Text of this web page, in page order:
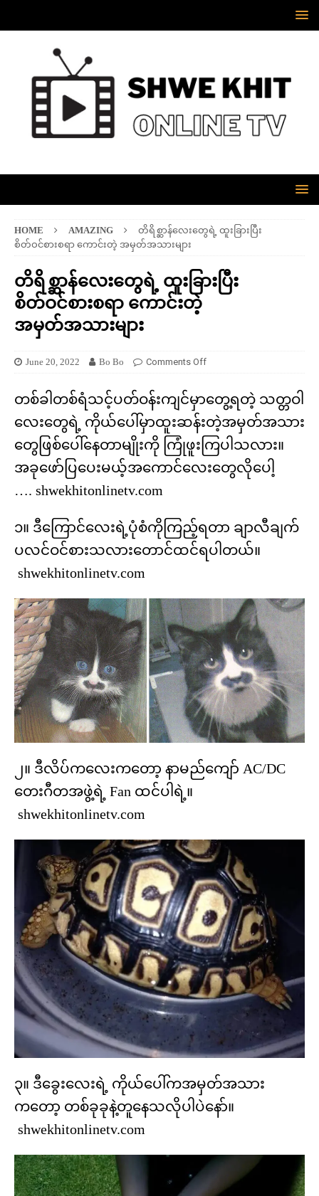
HOME AMAZING
တိရိစ္ဆာန်လေးတွေရဲ့ ထူးခြားပြီး
စိတ်ဝင်စားစရာ ကောင်းတဲ့ အမှတ်အသားများ
တိရိစ္ဆာန်လေးတွေရဲ့ ထူးခြားပြီး
စိတ်ဝင်စားစရာ ကောင်းတဲ့
အမှတ်အသားများ
June 20, 2022 Bo Bo Comments Off
တစ်ခါတစ်ရံသင့်ပတ်ဝန်းကျင်မှာတွေ့ရတဲ့ သတ္တဝါ
လေးတွေရဲ့ ကိုယ်ပေါ်မှာထူးဆန်းတဲ့အမှတ်အသား
တွေဖြစ်ပေါ်နေတာမျိုးကို ကြုံဖူးကြပါသလား။
အခုဖော်ပြပေးမယ့်အကောင်လေးတွေလိုပေါ့
…. shwekhitonlinetv.com
၁။ ဒီကြောင်လေးရဲ့ပုံစံကိုကြည့်ရတာ ချာလီချက်
ပလင်ဝင်စားသလားတောင်ထင်ရပါတယ်။
shwekhitonlinetv.com
၂။ ဒီလိပ်ကလေးကတော့ နာမည်ကျော် AC/DC
တေးဂီတအဖွဲ့ရဲ့ Fan ထင်ပါရဲ့။
shwekhitonlinetv.com
၃။ ဒီခွေးလေးရဲ့ ကိုယ်ပေါ်ကအမှတ်အသား
ကတော့ တစ်ခုခုနဲ့တူနေသလိုပါပဲနော်။
shwekhitonlinetv.com